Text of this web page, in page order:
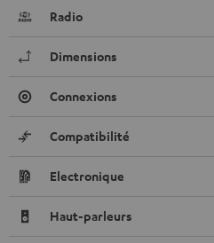
Radio
Dimensions
Connexions
Compatibilité
Electronique
Haut-parleurs